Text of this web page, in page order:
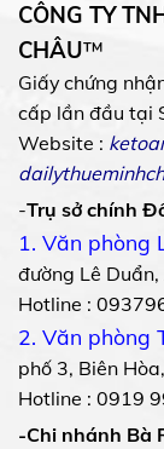
CÔNG TY
CHÂU™
Giấy chứng
cấp lần đầu tại
Website :
-Trụ sở chính
1. Văn phòng
đường Lê
Hotline :
2. Văn phòng
phố 3, Biên
Hotline : 0919
-Chi nhánh Bà